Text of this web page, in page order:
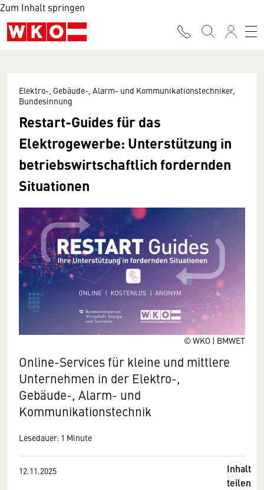
Zum Inhalt springen
© WKO | BMWET
Elektro-, Gebäude-, Alarm- und Kommunikationstechniker,
Bundesinnung
Restart-Guides für das
Elektrogewerbe: Unterstützung in
betriebswirtschaftlich fordernden
Situationen
Online-Services für kleine und mittlere
Unternehmen in der Elektro-,
Gebäude-, Alarm- und
Kommunikationstechnik
Lesedauer: 1 Minute
12.11.2025
Inhalt
teilen